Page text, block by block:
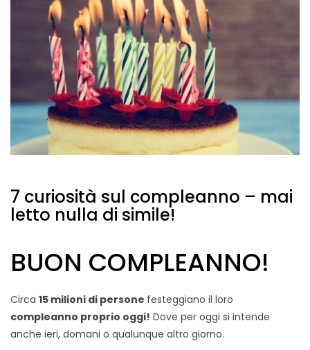
7 curiosità sul compleanno – mai
letto nulla di simile!
BUON COMPLEANNO!
Circa 15 milioni di persone festeggiano il loro
compleanno proprio oggi! Dove per oggi si intende
anche ieri, domani o qualunque altro giorno.